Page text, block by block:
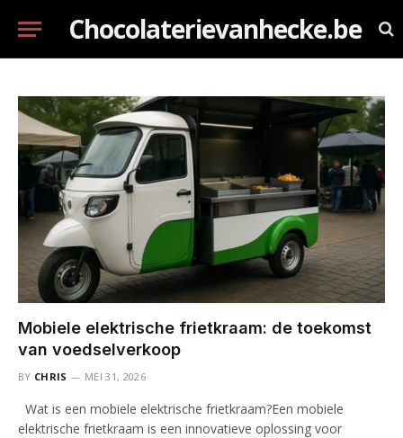
Chocolaterievanhecke.be
Mobiele elektrische frietkraam: de toekomst
van voedselverkoop
BY CHRIS MEI 31, 2026
Wat is een mobiele elektrische frietkraam?Een mobiele
elektrische frietkraam is een innovatieve oplossing voor